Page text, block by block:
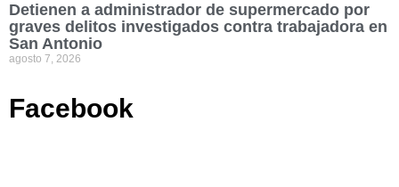
Detienen a administrador de supermercado por
graves delitos investigados contra trabajadora en
San Antonio
agosto 7, 2026
Facebook